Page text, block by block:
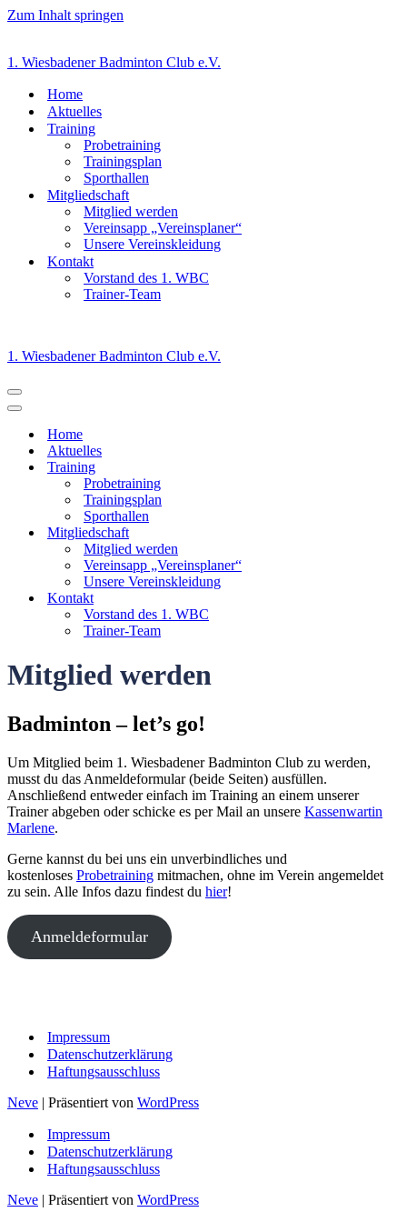
Zum Inhalt springen
1. Wiesbadener Badminton Club e.V.
Home
Aktuelles
Training
Probetraining
Trainingsplan
Sporthallen
Mitgliedschaft
Mitglied werden
Vereinsapp „Vereinsplaner“
Unsere Vereinskleidung
Kontakt
Vorstand des 1. WBC
Trainer-Team
1. Wiesbadener Badminton Club e.V.
Navigationsmenü
Navigationsmenü
Home
Aktuelles
Training
Probetraining
Trainingsplan
Sporthallen
Mitgliedschaft
Mitglied werden
Vereinsapp „Vereinsplaner“
Unsere Vereinskleidung
Kontakt
Vorstand des 1. WBC
Trainer-Team
Mitglied werden
Badminton – let’s go!
Um Mitglied beim 1. Wiesbadener Badminton Club zu werden,
musst du das Anmeldeformular (beide Seiten) ausfüllen.
Anschließend entweder einfach im Training an einem unserer
Trainer abgeben oder schicke es per Mail an unsere Kassenwartin
Marlene.
Gerne kannst du bei uns ein unverbindliches und
kostenloses Probetraining mitmachen, ohne im Verein angemeldet
zu sein. Alle Infos dazu findest du hier!
Anmeldeformular
Impressum
Datenschutzerklärung
Haftungsausschluss
Neve | Präsentiert von WordPress
Impressum
Datenschutzerklärung
Haftungsausschluss
Neve | Präsentiert von WordPress